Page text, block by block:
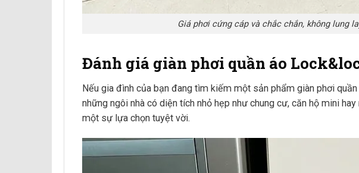
Giá phơi cứng cáp và chắc chắn, không lung
Đánh giá giàn phơi quần áo
Nếu gia đình của bạn đang tìm kiếm một sản phẩm giàn phơi
những ngôi nhà có diện tích nhỏ hẹp như chung cư, căn hộ mini
một sự lựa chọn tuyệt vời.